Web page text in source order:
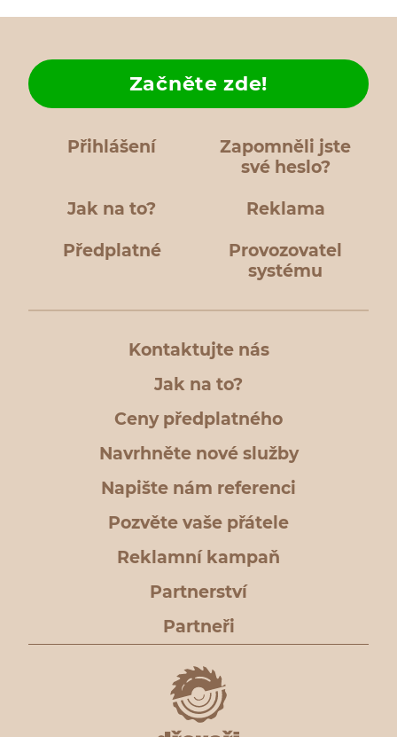
Přihlášení
Zapomněli jste
své heslo?
Jak na to?
Začněte zde!
Reklama
Předplatné
Provozovatel
systému
Kontaktujte nás
Jak na to?
Ceny předplatného
Navrhněte nové služby
Napište nám referenci
Pozvěte vaše přátele
Reklamní kampaň
Partnerství
Partneři